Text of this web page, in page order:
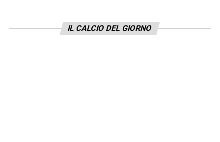
Al 50′ Yamal riceve al limite dell’area, punta
Nuno Mendes che lo stoppa fino a
IL CALCIO DEL GIORNO